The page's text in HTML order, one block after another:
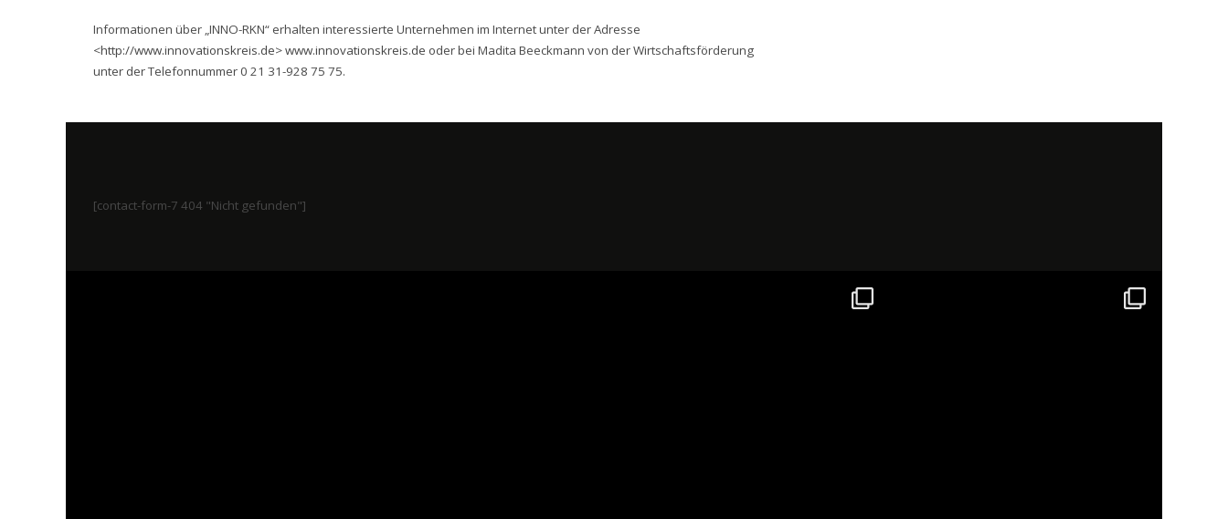
Informationen über „INNO-RKN“ erhalten interessierte Unternehmen im Internet unter der Adresse
<http://www.innovationskreis.de>www.innovationskreis.de oder bei Madita Beeckmann von der Wirtschaftsförderung
unter der Telefonnummer 0 21 31-928 75 75.
[contact-form-7 404 "Nicht gefunden"]